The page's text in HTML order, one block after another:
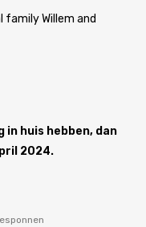
Willem and
huis hebben, dan
2024.